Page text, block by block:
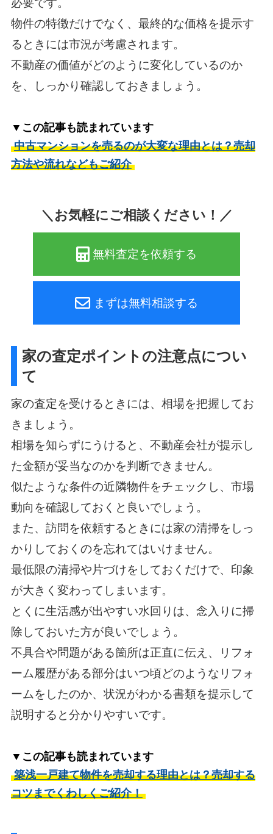
必要です。
物件の特徴だけでなく、最終的な価格を提示す
るときには市況が考慮されます。
不動産の価値がどのように変化しているのか
を、しっかり確認しておきましょう。
▼この記事も読まれています
中古マンションを売るのが大変な理由とは？売却
方法や流れなどもご紹介
＼お気軽にご相談ください！／
無料査定を依頼する
まずは無料相談する
家の査定ポイントの注意点につい
て
家の査定を受けるときには、相場を把握してお
きましょう。
相場を知らずにうけると、不動産会社が提示し
た金額が妥当なのかを判断できません。
似たような条件の近隣物件をチェックし、市場
動向を確認しておくと良いでしょう。
また、訪問を依頼するときには家の清掃をしっ
かりしておくのを忘れてはいけません。
最低限の清掃や片づけをしておくだけで、印象
が大きく変わってしまいます。
とくに生活感が出やすい水回りは、念入りに掃
除しておいた方が良いでしょう。
不具合や問題がある箇所は正直に伝え、リフォ
ーム履歴がある部分はいつ頃どのようなリフォ
ームをしたのか、状況がわかる書類を提示して
説明すると分かりやすいです。
▼この記事も読まれています
築浅一戸建て物件を売却する理由とは？売却する
コツまでくわしくご紹介！